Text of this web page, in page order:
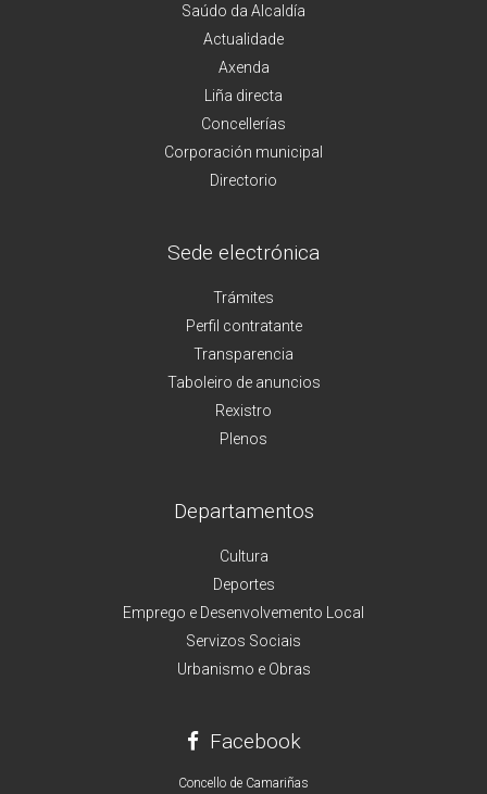
Saúdo da Alcaldía
Actualidade
Axenda
Liña directa
Concellerías
Corporación municipal
Directorio
Sede electrónica
Trámites
Perfil contratante
Transparencia
Taboleiro de anuncios
Rexistro
Plenos
Departamentos
Cultura
Deportes
Emprego e Desenvolvemento Local
Servizos Sociais
Urbanismo e Obras
Facebook
Concello de Camariñas